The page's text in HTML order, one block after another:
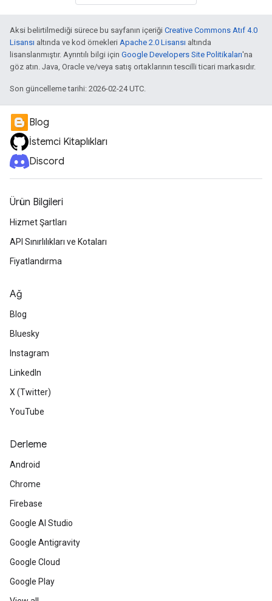
Aksi belirtilmediği sürece bu sayfanın içeriği Creative Commons Atıf 4.0
Lisansı altında ve kod örnekleri Apache 2.0 Lisansı altında
lisanslanmıştır. Ayrıntılı bilgi için Google Developers Site Politikaları'na
göz atın. Java, Oracle ve/veya satış ortaklarının tescilli ticari markasıdır.
Son güncelleme tarihi: 2026-02-24 UTC.
Blog
İstemci Kitaplıkları
Discord
Ürün Bilgileri
Hizmet Şartları
API Sınırlılıkları ve Kotaları
Fiyatlandırma
Ağ
Blog
Bluesky
Instagram
LinkedIn
X (Twitter)
YouTube
Derleme
Android
Chrome
Firebase
Google AI Studio
Google Antigravity
Google Cloud
Google Play